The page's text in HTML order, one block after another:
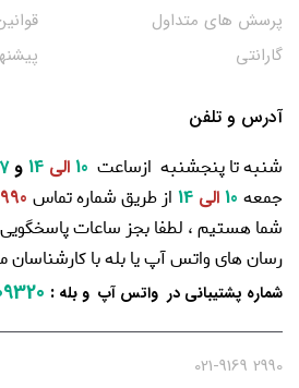
پرسش های متداول
گارانتی
آدرس و تلفن
شنبه تا پنجشنبه ازساعت 10 الی و
جمعه
الی از طریق شماره تماس 91 -021
شما هستیم ، لطفا بجز ساعات پاسخگویی
رسان های واتس آپ یا بله با کارشناسان
شماره پشتیبانی در واتس آپ و بله :
2990 021-9169